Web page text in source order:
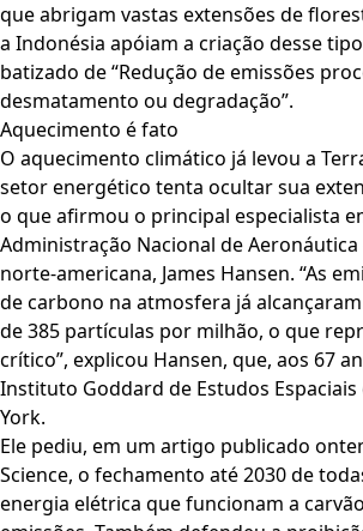
que abrigam vastas extensões de
a Indonésia apóiam a criação desse
batizado de “Redução de emissões
desmatamento ou degradação”.
Aquecimento é fato
O aquecimento climático já levou a
setor energético tenta ocultar sua
o que afirmou o principal especialista
Administração Nacional de Aeronáutica
norte-americana, James Hansen. “As
de carbono na atmosfera já
de 385 partículas por milhão, o que
crítico”, explicou Hansen, que, aos 67
Instituto Goddard de Estudos Espaciais
York.
Ele pediu, em um artigo publicado
Science, o fechamento até 2030 de
energia elétrica que funcionam a